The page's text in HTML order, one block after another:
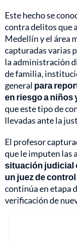
Este hecho se
contra delitos que
Medellín y el área
capturadas varias
la administración
de familia,
general para
en riesgo a niños
que este tipo de
llevadas ante la
El profesor
que le imputen las
situación judicial
un juez de
continúa en etapa
verificación de